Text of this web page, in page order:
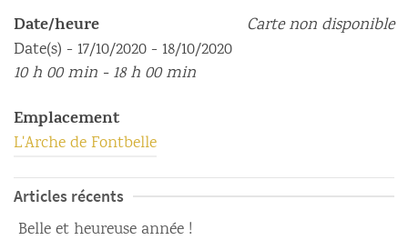
Carte non disponible
Date/heure
Date(s) - 17/10/2020 - 18/10/2020
10 h 00 min - 18 h 00 min
Emplacement
L'Arche de Fontbelle
Articles récents
Belle et heureuse année !